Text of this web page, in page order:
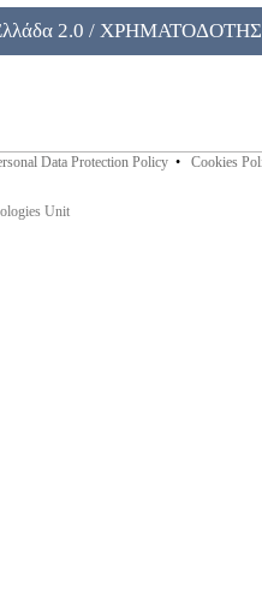
2.0 /
Data Protection Policy • Cookies
Unit